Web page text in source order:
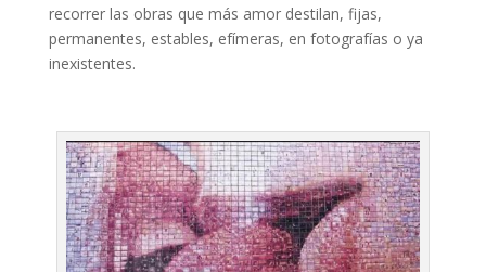
recorrer las obras que más amor destilan, fijas,
permanentes, estables, efímeras, en fotografías o ya
inexistentes.